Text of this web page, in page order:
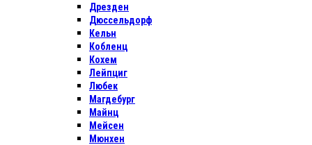
Дрезден
Дюссельдорф
Кельн
Кобленц
Кохем
Лейпциг
Любек
Магдебург
Майнц
Мейсен
Мюнхен